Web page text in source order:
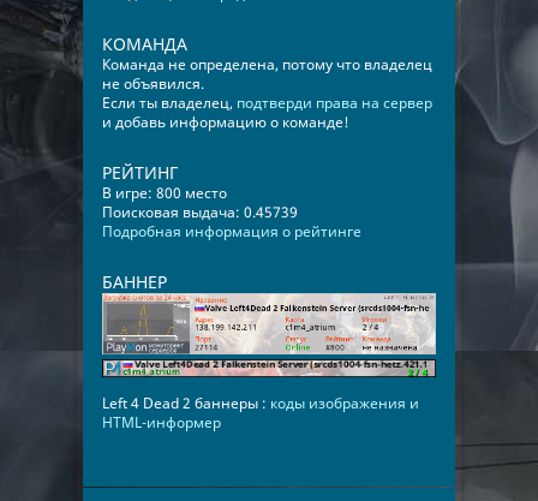
КОМАНДА
Команда не определена, потому что владелец
не объявился.
Если ты владелец, подтверди права на сервер
и добавь информацию о команде!
РЕЙТИНГ
В игре: 800 место
Поисковая выдача: 0.45739
Подробная информация о рейтинге
БАННЕР
Left 4 Dead 2 баннеры : коды изображения и
HTML-информер